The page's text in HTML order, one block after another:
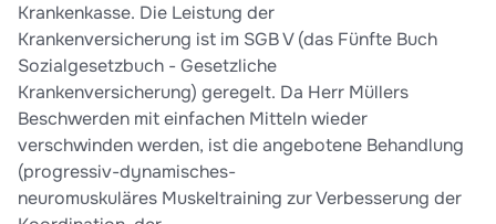
Krankenkasse. Die Leistung der
Krankenversicherung ist im SGB V (das Fünfte Buch
Sozialgesetzbuch - Gesetzliche
Krankenversicherung) geregelt. Da Herr Müllers
Beschwerden mit einfachen Mitteln wieder
verschwinden werden, ist die angebotene Behandlung
(progressiv-dynamisches-
neuromuskuläres Muskeltraining zur Verbesserung der